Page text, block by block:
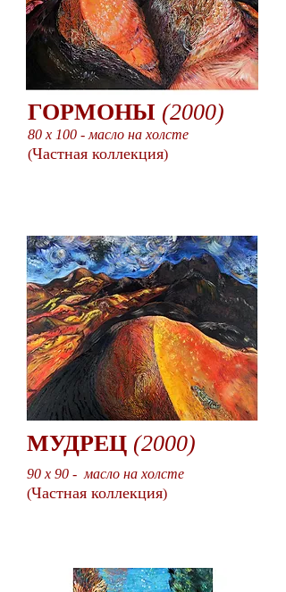
ГОРМОНЫ (2000)
80 x 100 - масло на холсте
(Частная коллекция)
МУДРЕЦ (2000)
90 x 90 - масло на холсте
(Частная коллекция)